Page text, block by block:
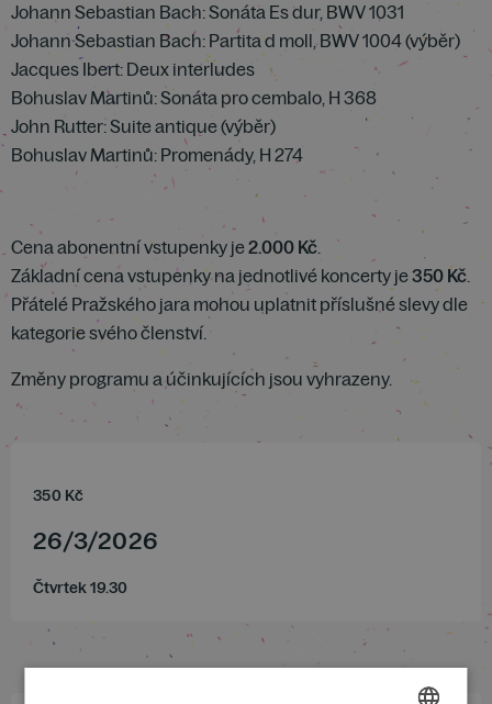
Johann Sebastian Bach: Sonáta Es dur, BWV 1031
Johann Sebastian Bach: Partita d moll, BWV 1004 (výběr)
Jacques Ibert: Deux interludes
Bohuslav Martinů: Sonáta pro cembalo, H 368
John Rutter: Suite antique (výběr)
Bohuslav Martinů: Promenády, H 274
Cena abonentní vstupenky je2.000 Kč.
Základní cena vstupenky na jednotlivé koncerty je350 Kč.
Přátelé Pražského jara mohou uplatnit příslušné slevy dle
kategorie svého členství.
Změny programu a účinkujících jsou vyhrazeny.
350 Kč
26/3/2026
Čtvrtek 19.30